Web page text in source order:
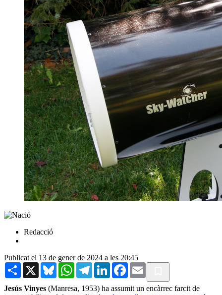
Redacció
Publicat el 13 de gener de 2024 a les 20:45
Share X BlueskyWhatsAppTelegramLinkedInFacebook
Email
Jesús Vinyes (Manresa, 1953) ha assumit un encàrrec farcit de